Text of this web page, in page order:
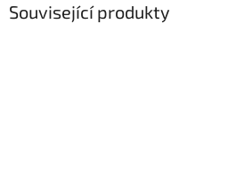
Související produkty